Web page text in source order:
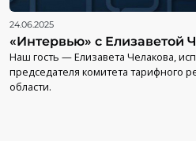
24.06.2025
«Интервью» с Елизаветой
Наш гость — Елизавета Челакова,
председателя комитета тарифного
области.